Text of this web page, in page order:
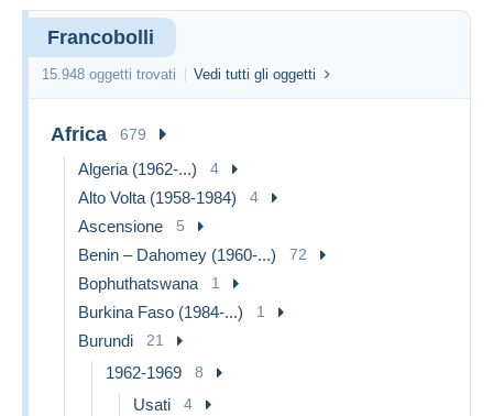
Francobolli
15.948 oggetti trovati Vedi tutti gli oggetti
Africa 679
Algeria (1962-...) 4
Alto Volta (1958-1984) 4
Ascensione 5
Benin – Dahomey (1960-...) 72
Bophuthatswana 1
Burkina Faso (1984-...) 1
Burundi 21
1962-1969 8
Usati 4